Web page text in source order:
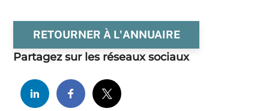
RETOURNER À L'ANNUAIRE
Partagez sur les réseaux sociaux